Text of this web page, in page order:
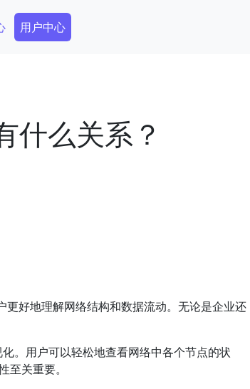
Secondary Menu
用户中心
什么关系？
更好地理解网络结构和数据流动。无论是企业还
。用户可以轻松地查看网络中各个节点的状
关重要。